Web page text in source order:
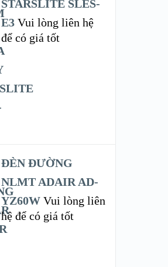
STARSLITE SLES-
E3 Vui lòng liên hệ
để có giá tốt
ĐÈN ĐƯỜNG
NLMT ADAIR AD-
YZ60W Vui lòng liên
hệ để có giá tốt